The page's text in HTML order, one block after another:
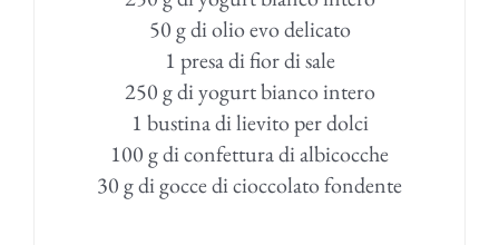
50 g di olio evo delicato
1 presa di fior di sale
250 g di yogurt bianco intero
1 bustina di lievito per dolci
100 g di confettura di albicocche
30 g di gocce di cioccolato fondente